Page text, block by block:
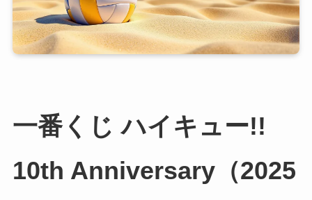
一番くじ ハイキュー!!
10th Anniversary（2025